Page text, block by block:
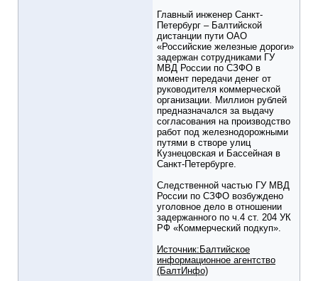
Главный инженер Санкт-
Петербург – Балтийской
дистанции пути ОАО
«Российские железные дороги»
задержан сотрудниками ГУ
МВД России по СЗФО в
момент передачи денег от
руководителя коммерческой
организации. Миллион рублей
предназначался за выдачу
согласования на производство
работ под железнодорожными
путями в створе улиц
Кузнецовская и Бассейная в
Санкт-Петербурге.
Следственной частью ГУ МВД
России по СЗФО возбуждено
уголовное дело в отношении
задержанного по ч.4 ст. 204 УК
РФ «Коммерческий подкуп».
Источник:Балтийское
информационное агентство
(БалтИнфо)